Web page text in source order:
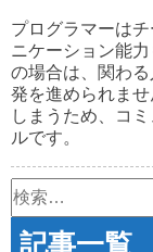
プログラマーは
ニケーション能
の場合は、関わ
発を進められま
しまうため、コ
ルです。
検
索:
記事一覧